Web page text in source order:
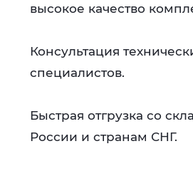
высокое качество
Консультация
специалистов.
Быстрая отгрузка со
России и странам СНГ.